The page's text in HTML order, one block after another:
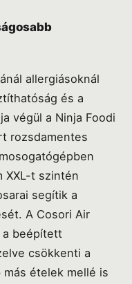
allergiásoknál
és a
végül a Ninja Foodi
rozsdamentes
XXL-t szintén
segítik a
A Cosori Air
a beépített
csökkenti a
ételek mellé is